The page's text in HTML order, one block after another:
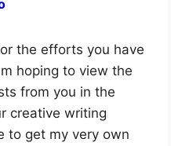
the efforts you have
hoping to view the
from you in the
creative writing
to get my very own